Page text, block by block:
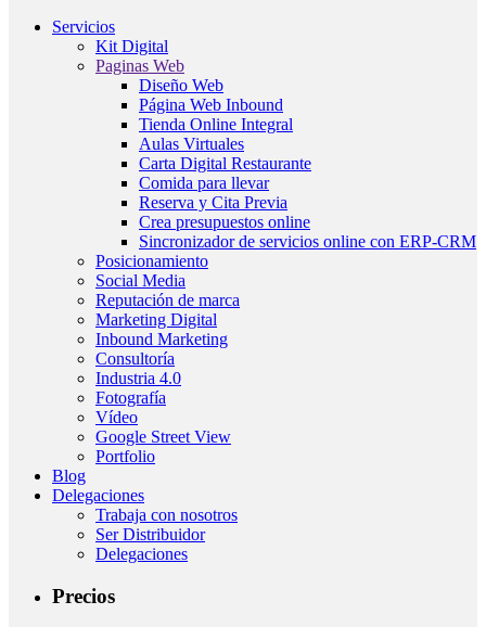
Servicios
Kit Digital
Paginas Web
Diseño Web
Página Web Inbound
Tienda Online Integral
Aulas Virtuales
Carta Digital Restaurante
Comida para llevar
Reserva y Cita Previa
Crea presupuestos online
Sincronizador de servicios online con ERP-CRM
Posicionamiento
Social Media
Reputación de marca
Marketing Digital
Inbound Marketing
Consultoría
Industria 4.0
Fotografía
Vídeo
Google Street View
Portfolio
Blog
Delegaciones
Trabaja con nosotros
Ser Distribuidor
Delegaciones
Precios